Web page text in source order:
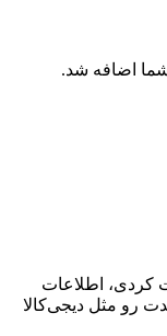
شد.
دیجی‌کالا